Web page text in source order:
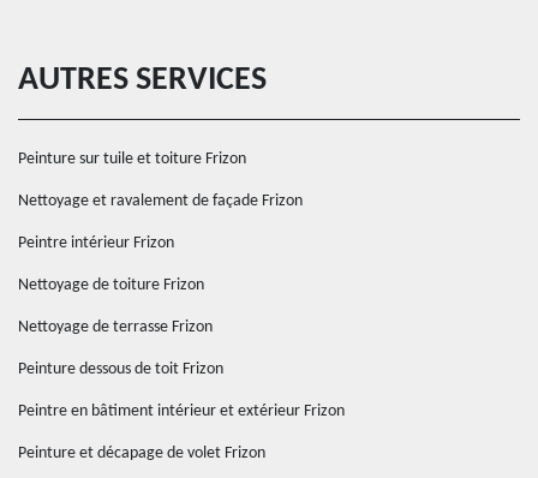
AUTRES SERVICES
Peinture sur tuile et toiture Frizon
Nettoyage et ravalement de façade Frizon
Peintre intérieur Frizon
Nettoyage de toiture Frizon
Nettoyage de terrasse Frizon
Peinture dessous de toit Frizon
Peintre en bâtiment intérieur et extérieur Frizon
Peinture et décapage de volet Frizon